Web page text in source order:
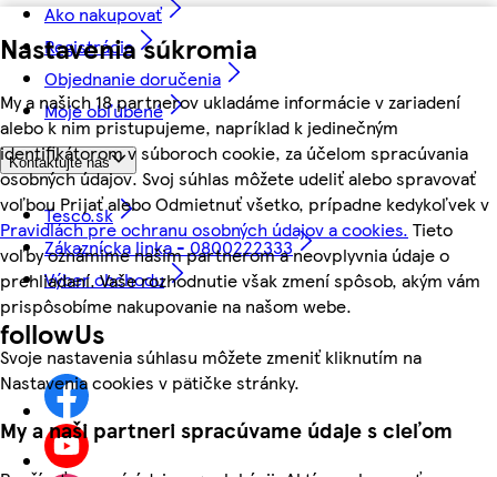
Nastavenia súkromia
My a našich 18 partnerov ukladáme informácie v zariadení
alebo k nim pristupujeme, napríklad k jedinečným
identifikátorom v súboroch cookie, za účelom spracúvania
osobných údajov. Svoj súhlas môžete udeliť alebo spravovať
voľbou Prijať alebo Odmietnuť všetko, prípadne kedykoľvek v
Pravidlách pre ochranu osobných údajov a cookies. Tieto
voľby oznámime našim partnerom a neovplyvnia údaje o
prehliadaní. Vaše rozhodnutie však zmení spôsob, akým vám
prispôsobíme nakupovanie na našom webe.
Svoje nastavenia súhlasu môžete zmeniť kliknutím na
Nastavenia cookies v pätičke stránky.
My a naši partneri spracúvame údaje s cieľom
Ako nakupovať
Registrácia
Objednanie doručenia
Moje obľúbené
Kontaktujte nás
Tesco.sk
Zákaznícka linka - 0800222333
Výber obchodu
followUs